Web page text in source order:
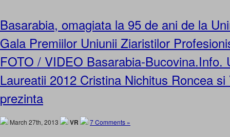
Basarabia, omagiata la 95 de ani de la
Gala Premiilor Uniunii Ziaristilor
FOTO / VIDEO Basarabia-Bucovina.Info.
Laureatii 2012 Cristina Nichitus Roncea
prezinta
March 27th, 2013 VR 7 Comments »